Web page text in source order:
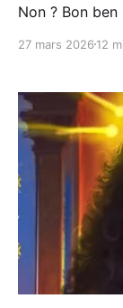
Non ? Bon ben
RéciFs d'Argyll
27 mars 2026 12